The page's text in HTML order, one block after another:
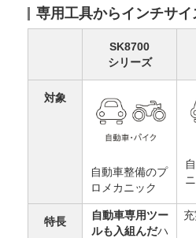
専用工具からインチサ
SK8700
シリーズ
対象
自動車整備のプ
ロメカニック
特長
自動車専用ツー
ルも入組んだハ